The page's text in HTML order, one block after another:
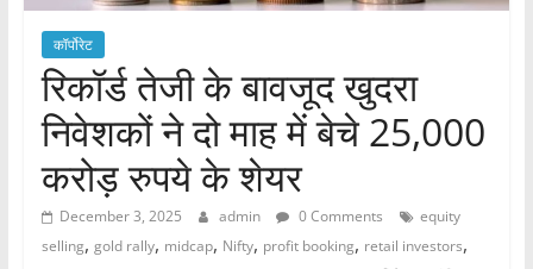
कॉर्पोरेट
रिकॉर्ड तेजी के बावजूद खुदरा
निवेशकों ने दो माह में बेचे 25,000
करोड़ रुपये के शेयर
December 3, 2025 admin 0 Comments
equity
selling, gold rally, midcap, Nifty, profit booking, retail investors,